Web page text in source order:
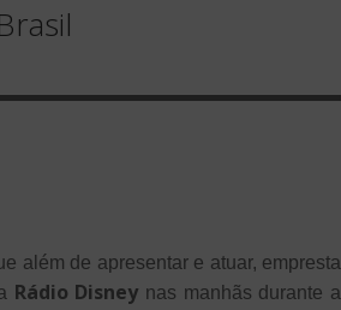
além de apresentar e atuar, empresta
Rádio Disney nas manhãs durante a